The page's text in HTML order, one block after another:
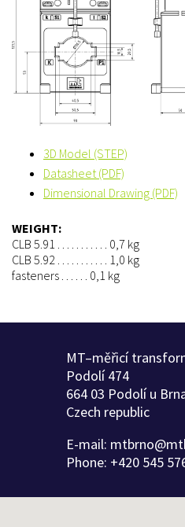
3D Model (STEP)
Datasheet (PDF)
Dimensional Drawing (PDF)
WEIGHT:
CLB 5.91 . . . . . . . . . . . 0,7 kg
CLB 5.92 . . . . . . . . . . . 1,0 kg
fasteners . . . . . . 0,1 kg
MT–měřicí
Podolí 474
664 03 Podolí u
Czech republic
E-mail:
Phone: +420 545